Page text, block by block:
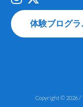
体験ブログ
Copyright © 2026 /